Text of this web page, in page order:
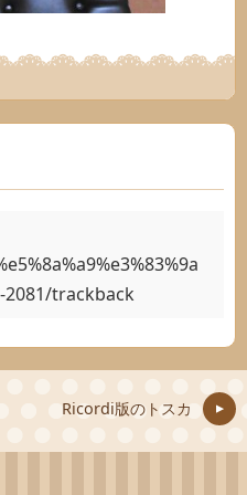
2081/trackback
Ricordi版のトスカ